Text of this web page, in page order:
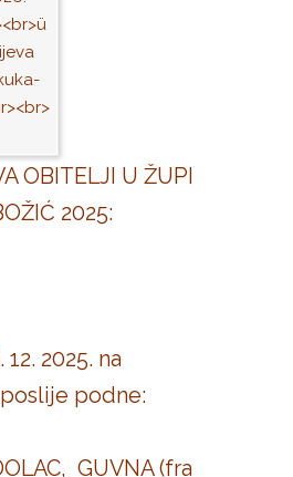
OBITELJI U ŽUPI
2025:
2025. na
podne:
GUVNA (fra